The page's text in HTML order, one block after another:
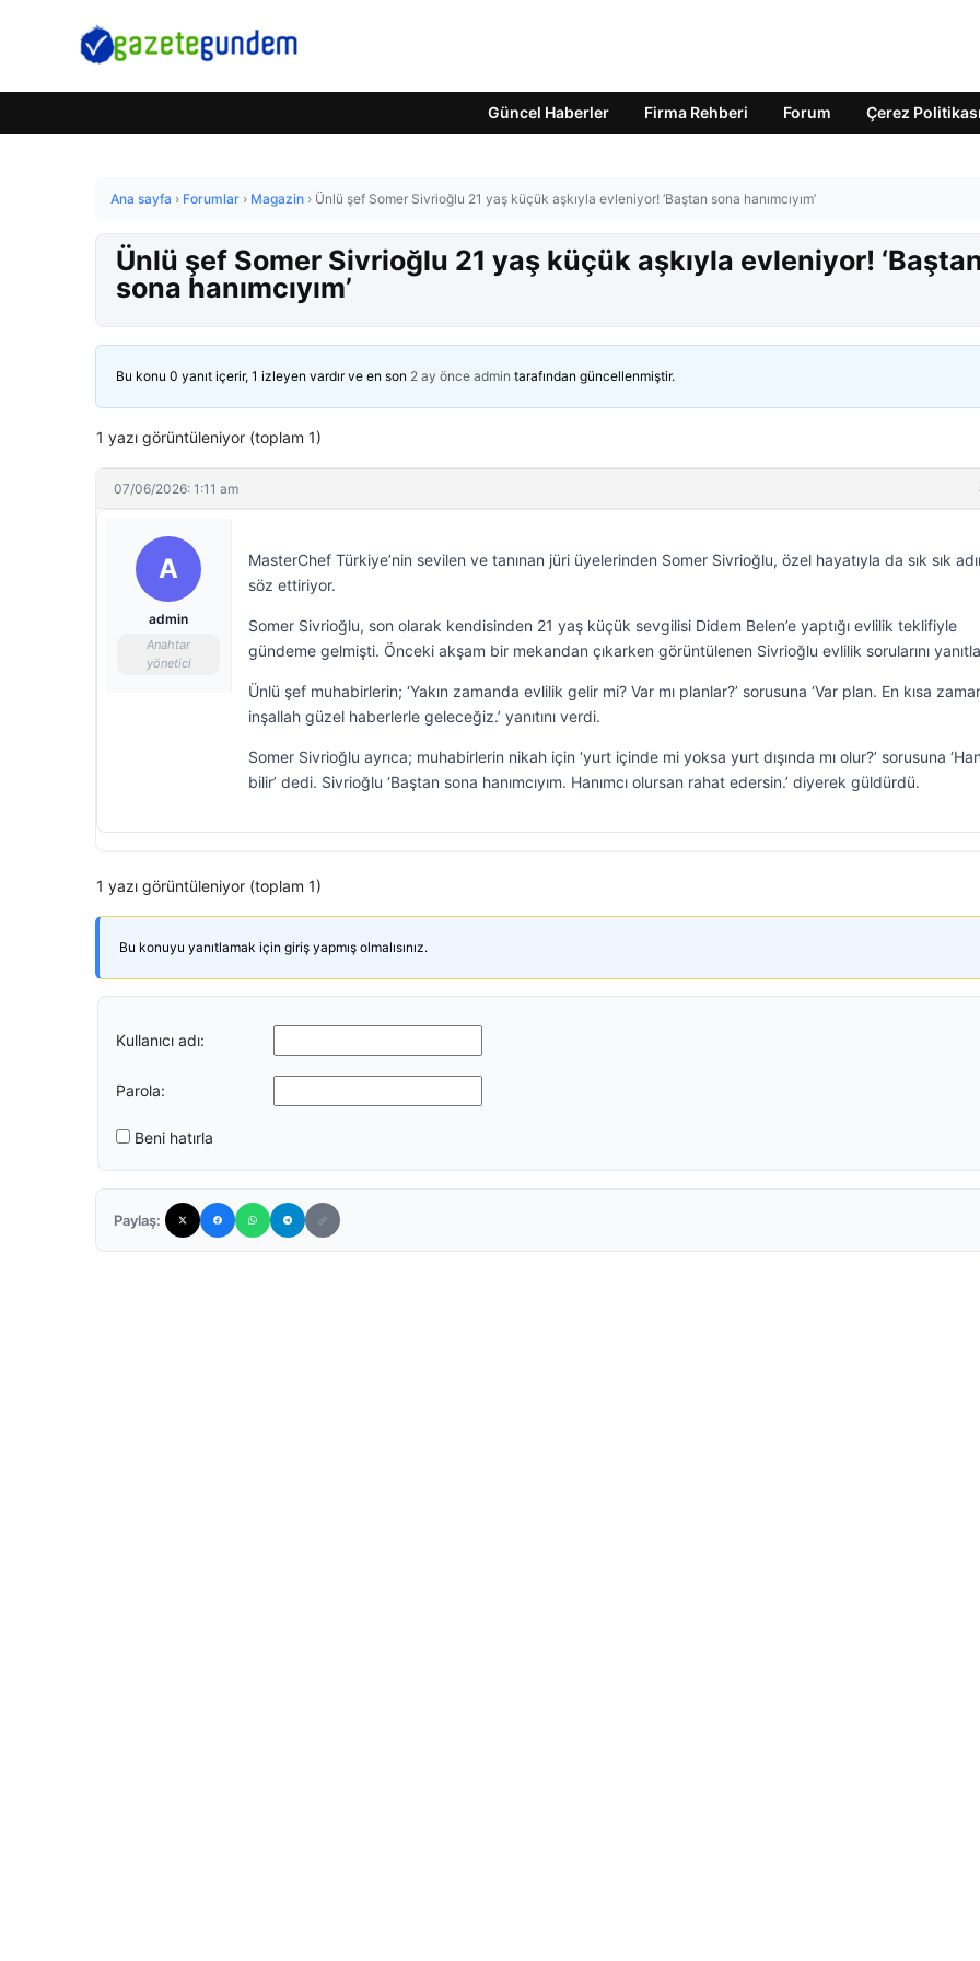
Güncel Haberler Firma Rehberi Forum Çerez Politikası
Ana sayfa › Forumlar › Magazin › Ünlü şef Somer Sivrioğlu 21 yaş küçük aşkıyla evleniyor! ‘Baştan sona hanımcıyım’
Ünlü şef Somer Sivrioğlu 21 yaş küçük aşkıyla evleniyor!
sona hanımcıyım’
Bu konu 0 yanıt içerir, 1 izleyen vardır ve en son 2 ay önce admin tarafından güncellenmiştir.
1 yazı görüntüleniyor (toplam 1)
07/06/2026: 1:11 am
A
admin
Anahtar
yönetici
MasterChef Türkiye’nin sevilen ve tanınan jüri üyelerinden Somer Sivrioğlu, özel hayatıyla da sık sık
söz ettiriyor.
Somer Sivrioğlu, son olarak kendisinden 21 yaş küçük sevgilisi Didem Belen’e yaptığı evlilik teklifiyle
gündeme gelmişti. Önceki akşam bir mekandan çıkarken görüntülenen Sivrioğlu evlilik sorularını
Ünlü şef muhabirlerin; ‘Yakın zamanda evlilik gelir mi? Var mı planlar?’ sorusuna ‘Var plan. En kısa
inşallah güzel haberlerle geleceğiz.’ yanıtını verdi.
Somer Sivrioğlu ayrıca; muhabirlerin nikah için ‘yurt içinde mi yoksa yurt dışında mı olur?’ sorusuna
bilir’ dedi. Sivrioğlu ‘Baştan sona hanımcıyım. Hanımcı olursan rahat edersin.’ diyerek güldürdü.
1 yazı görüntüleniyor (toplam 1)
Bu konuyu yanıtlamak için giriş yapmış olmalısınız.
Kullanıcı adı:
Parola:
Beni hatırla
Paylaş: